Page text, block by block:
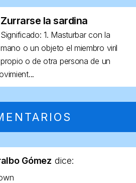
Zurrarse la sardina
Significado: 1. Masturbar con la
mano o un objeto el miembro viril
propio o de otra persona de un
Gómez dice: